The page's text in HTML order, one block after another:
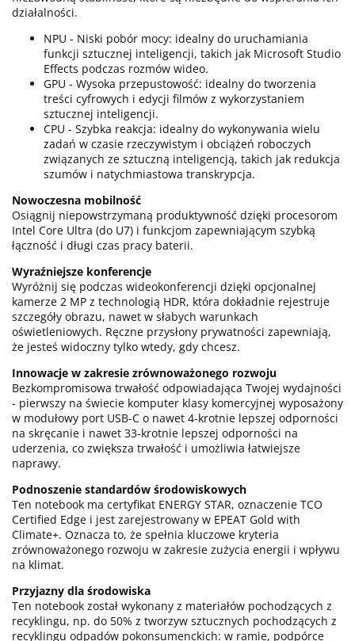
działalności.
NPU - Niski pobór mocy: idealny do uruchamiania
funkcji sztucznej inteligencji, takich jak Microsoft Studio
Effects podczas rozmów wideo.
GPU - Wysoka przepustowość: idealny do tworzenia
treści cyfrowych i edycji filmów z wykorzystaniem
sztucznej inteligencji.
CPU - Szybka reakcja: idealny do wykonywania wielu
zadań w czasie rzeczywistym i obciążeń roboczych
związanych ze sztuczną inteligencją, takich jak redukcja
szumów i natychmiastowa transkrypcja.
Nowoczesna mobilność
Osiągnij niepowstrzymaną produktywność dzięki procesorom
Intel Core Ultra (do U7) i funkcjom zapewniającym szybką
łączność i długi czas pracy baterii.
Wyraźniejsze konferencje
Wyróżnij się podczas wideokonferencji dzięki opcjonalnej
kamerze 2 MP z technologią HDR, która dokładnie rejestruje
szczegóły obrazu, nawet w słabych warunkach
oświetleniowych. Ręczne przysłony prywatności zapewniają,
że jesteś widoczny tylko wtedy, gdy chcesz.
Innowacje w zakresie zrównoważonego rozwoju
Bezkompromisowa trwałość odpowiadająca Twojej wydajności
- pierwszy na świecie komputer klasy komercyjnej wyposażony
w modułowy port USB-C o nawet 4-krotnie lepszej odporności
na skręcanie i nawet 33-krotnie lepszej odporności na
uderzenia, co zwiększa trwałość i umożliwia łatwiejsze
naprawy.
Podnoszenie standardów środowiskowych
Ten notebook ma certyfikat ENERGY STAR, oznaczenie TCO
Certified Edge i jest zarejestrowany w EPEAT Gold with
Climate+. Oznacza to, że spełnia kluczowe kryteria
zrównoważonego rozwoju w zakresie zużycia energii i wpływu
na klimat.
Przyjazny dla środowiska
Ten notebook został wykonany z materiałów pochodzących z
recyklingu, np. do 50% z tworzyw sztucznych pochodzących z
recyklingu odpadów pokonsumenckich: w ramie, podpórce